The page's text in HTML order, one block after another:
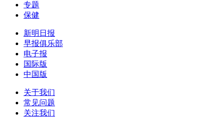
专题
保健
新明日报
早报俱乐部
电子报
国际版
中国版
关于我们
常见问题
关注我们